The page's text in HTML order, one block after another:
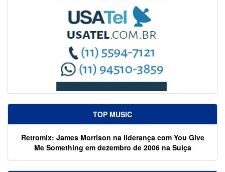
TOP MUSIC
Retromix: James Morrison na liderança com You Give
Me Something em dezembro de 2006 na Suíça